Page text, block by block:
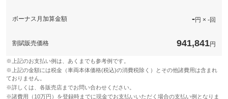
ボーナス月加算金額 -円 × -回
割賦販売価格 941,841円
※上記のお支払い例は、あくまでも参考例です。
※上記の金額には税金（車両本体価格(税込)の消費税除く）とその他諸費用は含まれ
ておりません。
※詳しくは、各販売店までお問い合わせください。
※諸費用（10万円）を登録時までに現金でお支払いいただく場合の支払い例となりま